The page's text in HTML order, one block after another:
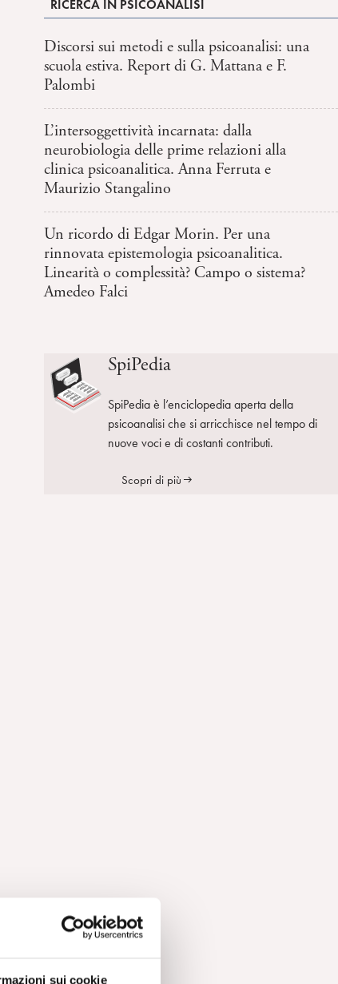
sui cookie
RICERCA IN PSICOANALISI
Discorsi sui metodi e sulla psicoanalisi: una
scuola estiva. Report di G. Mattana e F.
Palombi
L’intersoggettività incarnata: dalla
neurobiologia delle prime relazioni alla
clinica psicoanalitica. Anna Ferruta e
Maurizio Stangalino
Un ricordo di Edgar Morin. Per una
rinnovata epistemologia psicoanalitica.
Linearità o complessità? Campo o sistema?
Amedeo Falci
SpiPedia
SpiPedia è l’enciclopedia aperta della
psicoanalisi che si arricchisce nel tempo di
nuove voci e di costanti contributi.
Scopri di più